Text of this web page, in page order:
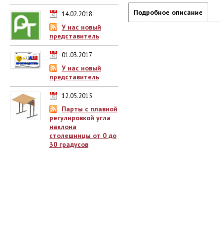
14.02.2018
У нас новый
представитель
01.03.2017
У нас новый
представитель
12.05.2015
Парты с плавной
регулировкой угла
наклона
столешницы от 0 до
30 градусов
Подробное описание